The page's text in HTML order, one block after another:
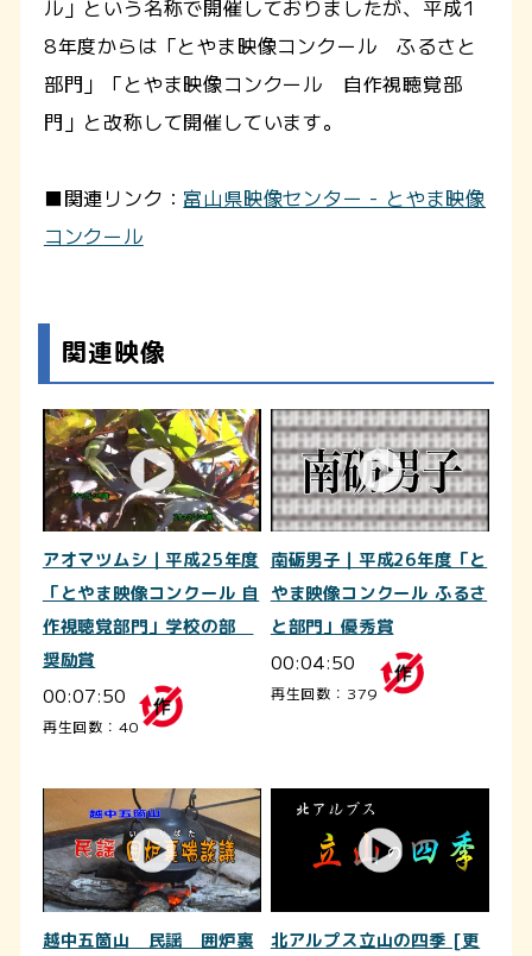
ル」という名称で開催しておりましたが、平成1
8年度からは「とやま映像コンクール ふるさと
部門」「とやま映像コンクール 自作視聴覚部
門」と改称して開催しています。
■関連リンク： 富山県映像センター - とやま映像
コンクール
関連映像
アオマツムシ｜平成25年度
「とやま映像コンクール 自
作視聴覚部門」学校の部
奨励賞
00:07:50
再生回数：40
南砺男子｜平成26年度「と
やま映像コンクール ふるさ
と部門」優秀賞
00:04:50
再生回数：379
越中五箇山 民謡 囲炉裏
北アルプス立山の四季 [更